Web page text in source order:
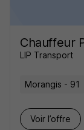
Chauffeur
LIP Transport
Morangis - 91
Voir l’offre